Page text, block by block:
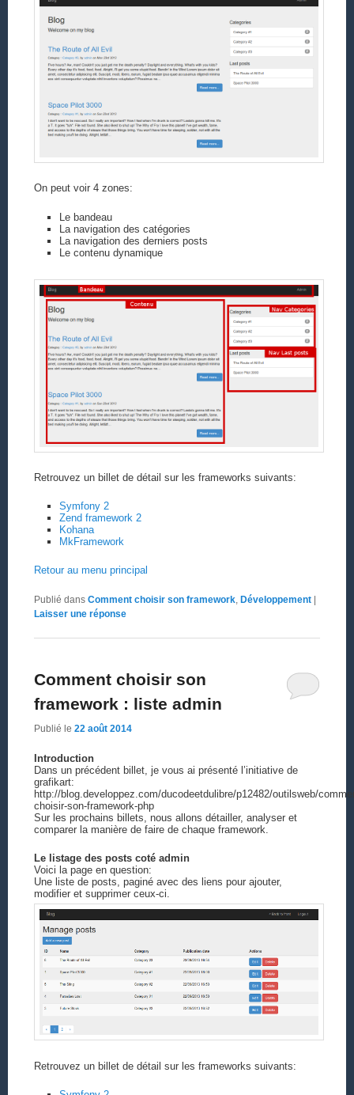
On peut voir 4 zones:
Le bandeau
La navigation des catégories
La navigation des derniers posts
Le contenu dynamique
Retrouvez un billet de détail sur les frameworks suivants:
Symfony 2
Zend framework 2
Kohana
MkFramework
Retour au menu principal
Publié dans Comment choisir son framework, Développement
Laisser une réponse
Comment choisir son
framework : liste admin
Publié le 22 août 2014
Introduction
Dans un précédent billet, je vous ai présenté l’initiative de
grafikart:
http://blog.developpez.com/ducodeetdulibre/p12482/outilsweb/
choisir-son-framework-php
Sur les prochains billets, nous allons détailler, analyser et
comparer la manière de faire de chaque framework.
Le listage des posts coté admin
Voici la page en question:
Une liste de posts, paginé avec des liens pour ajouter,
modifier et supprimer ceux-ci.
Retrouvez un billet de détail sur les frameworks suivants: